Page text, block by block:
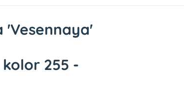
'Vesennaya'
255 -